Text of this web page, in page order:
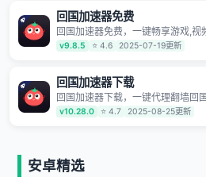
速专线。能加速访问优酷、爱奇艺
果TV、西瓜视频、QQ音乐、网易
YY等主流网站应用解除限制，带你
已有上百万用户，用户整体好评
客服支持，保障你的使用体验。
回国加速器免费
回国加速器免费，一键畅享游戏,视
App应用,视频加载极速不卡顿。人
戏 简单易用。
v9.8.5 ⭐ 4.6 2025-07-19更新
回国加速器下载
回国加速器下载，一键代理翻墙回
海外华人留学生及港澳台地区用户
题，一键降低游戏延迟，加速访问
v10.28.0 ⭐ 4.7 2025-08-25更新
安卓精选